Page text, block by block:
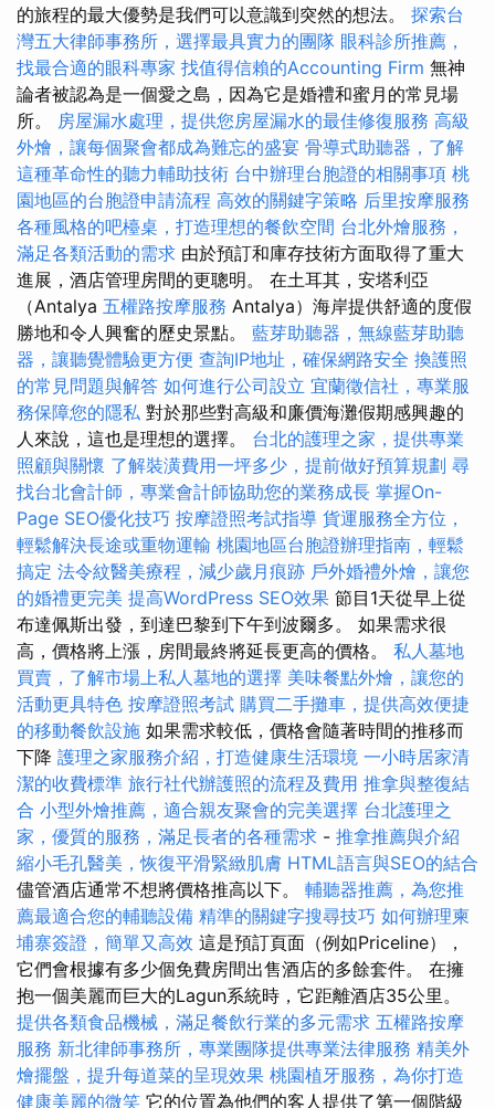
的旅程的最大優勢是我們可以意識到突然的想法。 探索台
灣五大律師事務所，選擇最具實力的團隊 眼科診所推薦，
找最合適的眼科專家 找值得信賴的Accounting Firm 無神
論者被認為是一個愛之島，因為它是婚禮和蜜月的常見場
所。 房屋漏水處理，提供您房屋漏水的最佳修復服務 高級
外燴，讓每個聚會都成為難忘的盛宴 骨導式助聽器，了解
這種革命性的聽力輔助技術 台中辦理台胞證的相關事項 桃
園地區的台胞證申請流程 高效的關鍵字策略 后里按摩服務
各種風格的吧檯桌，打造理想的餐飲空間 台北外燴服務，
滿足各類活動的需求 由於預訂和庫存技術方面取得了重大
進展，酒店管理房間的更聰明。 在土耳其，安塔利亞
（Antalya 五權路按摩服務 Antalya）海岸提供舒適的度假
勝地和令人興奮的歷史景點。 藍芽助聽器，無線藍芽助聽
器，讓聽覺體驗更方便 查詢IP地址，確保網路安全 換護照
的常見問題與解答 如何進行公司設立 宜蘭徵信社，專業服
務保障您的隱私 對於那些對高級和廉價海灘假期感興趣的
人來說，這也是理想的選擇。 台北的護理之家，提供專業
照顧與關懷 了解裝潢費用一坪多少，提前做好預算規劃 尋
找台北會計師，專業會計師協助您的業務成長 掌握On-
Page SEO優化技巧 按摩證照考試指導 貨運服務全方位，
輕鬆解決長途或重物運輸 桃園地區台胞證辦理指南，輕鬆
搞定 法令紋醫美療程，減少歲月痕跡 戶外婚禮外燴，讓您
的婚禮更完美 提高WordPress SEO效果 節目1天從早上從
布達佩斯出發，到達巴黎到下午到波爾多。 如果需求很
高，價格將上漲，房間最終將延長更高的價格。 私人墓地
買賣，了解市場上私人墓地的選擇 美味餐點外燴，讓您的
活動更具特色 按摩證照考試 購買二手攤車，提供高效便捷
的移動餐飲設施 如果需求較低，價格會隨著時間的推移而
下降 護理之家服務介紹，打造健康生活環境 一小時居家清
潔的收費標準 旅行社代辦護照的流程及費用 推拿與整復結
合 小型外燴推薦，適合親友聚會的完美選擇 台北護理之
家，優質的服務，滿足長者的各種需求 - 推拿推薦與介紹
縮小毛孔醫美，恢復平滑緊緻肌膚 HTML語言與SEO的結合
儘管酒店通常不想將價格推高以下。 輔聽器推薦，為您推
薦最適合您的輔聽設備 精準的關鍵字搜尋技巧 如何辦理柬
埔寨簽證，簡單又高效 這是預訂頁面（例如Priceline），
它們會根據有多少個免費房間出售酒店的多餘套件。 在擁
抱一個美麗而巨大的Lagun系統時，它距離酒店35公里。
提供各類食品機械，滿足餐飲行業的多元需求 五權路按摩
服務 新北律師事務所，專業團隊提供專業法律服務 精美外
燴擺盤，提升每道菜的呈現效果 桃園植牙服務，為你打造
健康美麗的微笑 它的位置為他們的客人提供了第一個階級